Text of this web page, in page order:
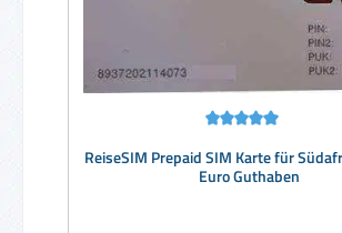
ReiseSIM Prepaid SIM Karte für
Euro Guthaben